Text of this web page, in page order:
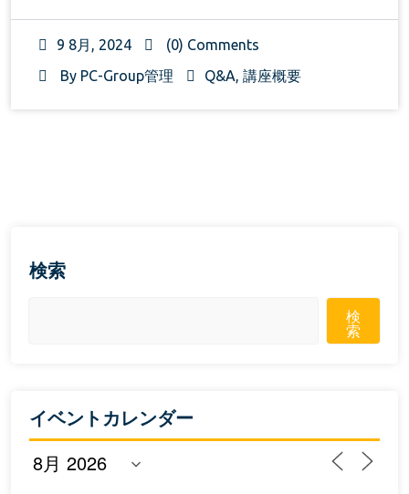
9 8月, 2024
(0) Comments
By PC-Group管理 Q&A, 講座概要
検索
検
索
イベントカレンダー